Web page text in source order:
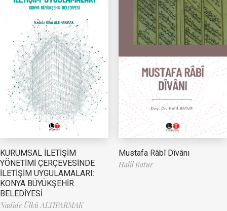
KURUMSAL İLETİŞİM
YÖNETİMİ ÇERÇEVESİNDE
İLETİŞİM UYGULAMALARI:
KONYA BÜYÜKŞEHİR
BELEDİYESİ
Nadide Ülkü ALTIPARMAK
Mustafa Râbî Dîvânı
Halil Batur